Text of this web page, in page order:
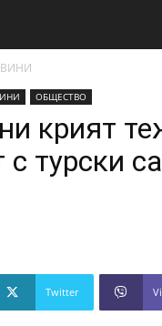
ОБЩЕСТВО
крият
с турски
Twitter